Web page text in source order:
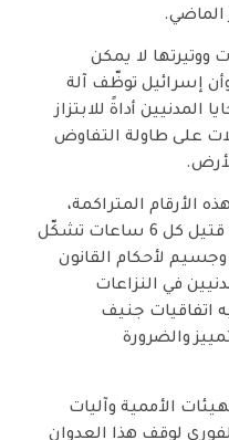
الماضي.
ووتيرتها لا يمكن
إسرائيل توظّف آلة
أداةً للابتزاز
على طاولة التفاوض
الأرقام المتراكمة،
والتي تعني في المتوسط سقوط قتيل كل 6 ساعات تشكّل
لأحكام القانون
في النزاعات
اتفاقيات جنيف
والضرورة
الأممية وآليات
لوقف هذا العدوان